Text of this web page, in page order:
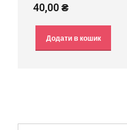
40,00₴
Додати в кошик